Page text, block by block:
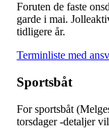
Foruten de faste
garde i mai.
tidligere år.
Terminliste med
Sportsbåt
For sportsbåt
torsdager -detaljer